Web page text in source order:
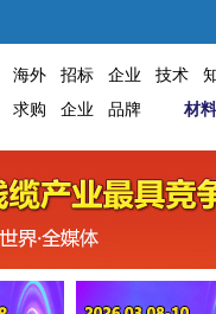
海外 招标 企业 技术
求购 企业 品牌 材料